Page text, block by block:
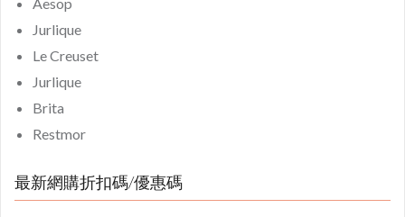
Jurlique
Le Creuset
Jurlique
Brita
Restmor
最新網購折扣碼/優惠碼